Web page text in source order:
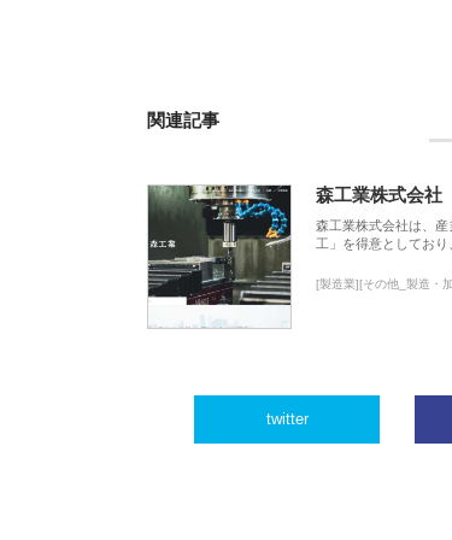
関連記事
森工業株式会社
森工業株式会社は、
工」を得意としてお
[製造業][その他_製造・
twitter